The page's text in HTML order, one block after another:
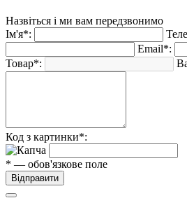
Назвіться і ми вам передзвонимо
Ім'я*:
Email*:
Товар*:
Код з картинки*:
* — обов'язкове поле
Відправити